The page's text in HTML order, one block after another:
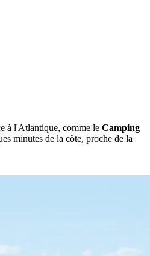
à l'Atlantique, comme le Camping
minutes de la côte, proche de la